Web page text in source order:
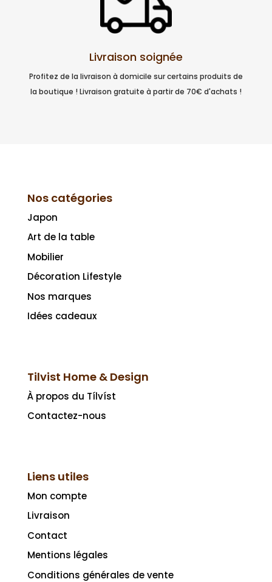
Livraison soignée
Profitez de la livraison à domicile sur certains produits de
la boutique ! Livraison gratuite à partir de 70€ d'achats !
Nos catégories
Japon
Art de la table
Mobilier
Décoration Lifestyle
Nos marques
Idées cadeaux
Tilvist Home & Design
À propos du Tílvíst
Contactez-nous
Liens utiles
Mon compte
Livraison
Contact
Mentions légales
Conditions générales de vente